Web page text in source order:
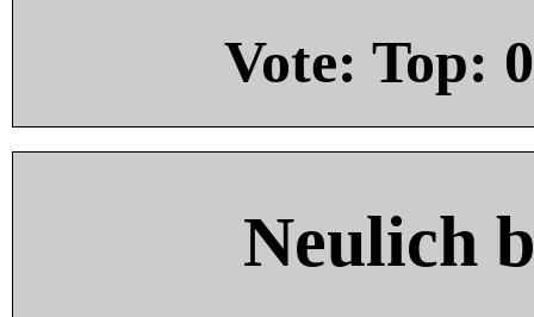
Vote: Top: 0
Neulich